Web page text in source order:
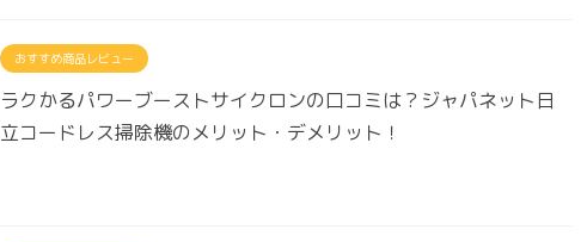
おすすめ商品レビュー
ラクかるパワーブーストサイクロンの口コミは？ジャパネット日
立コードレス掃除機のメリット・デメリット！